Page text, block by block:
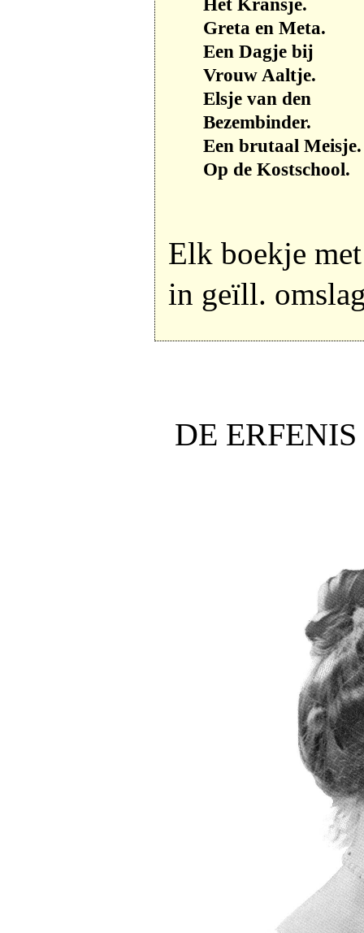
Het Kransje.
Greta en Meta.
Een Dagje bij
Vrouw Aaltje.
Elsje van den
Bezembinder.
Een brutaal Meisje.
Op de Kostschool.
Elk boekje
in geïll.
DE